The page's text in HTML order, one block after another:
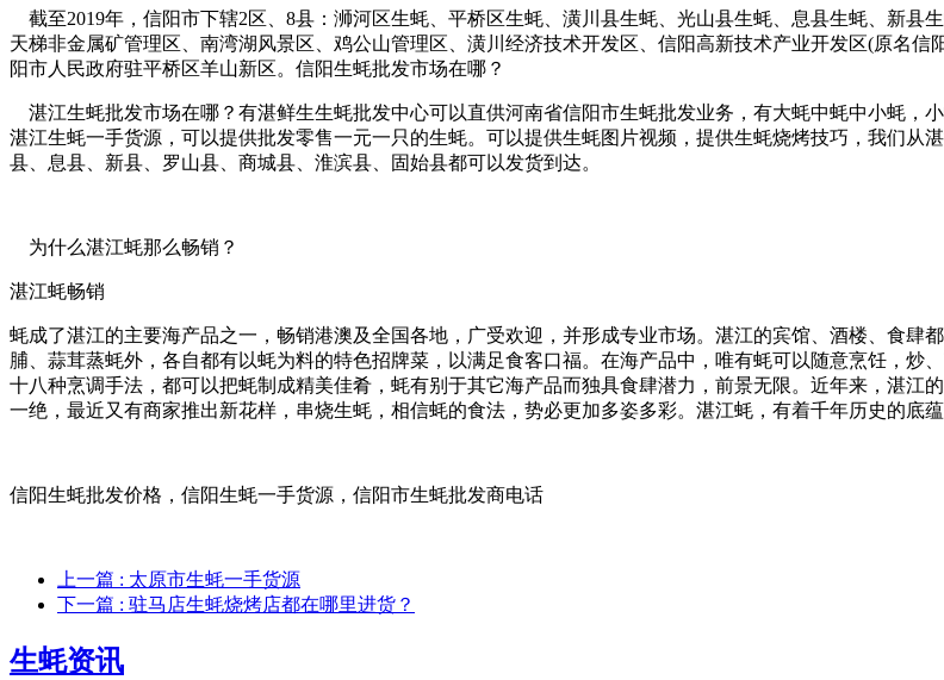
截至2019年，信阳市下辖2区、8县：浉河区生蚝、平桥区生蚝、潢川县生蚝、光山县生蚝、息县生蚝、新县
天梯非金属矿管理区、南湾湖风景区、鸡公山管理区、潢川经济技术开发区、信阳高新技术产业开发区(原名
阳市人民政府驻平桥区羊山新区。信阳生蚝批发市场在哪？
湛江生蚝批发市场在哪？有湛鲜生生蚝批发中心可以直供河南省信阳市生蚝批发业务，有大蚝中蚝中小蚝，
湛江生蚝一手货源，可以提供批发零售一元一只的生蚝。可以提供生蚝图片视频，提供生蚝烧烤技巧，我们从
县、息县、新县、罗山县、商城县、淮滨县、固始县都可以发货到达。
为什么湛江蚝那么畅销？
湛江蚝畅销
蚝成了湛江的主要海产品之一，畅销港澳及全国各地，广受欢迎，并形成专业市场。湛江的宾馆、酒楼、食
脯、蒜茸蒸蚝外，各自都有以蚝为料的特色招牌菜，以满足食客口福。在海产品中，唯有蚝可以随意烹饪，
十八种烹调手法，都可以把蚝制成精美佳肴，蚝有别于其它海产品而独具食肆潜力，前景无限。近年来，湛江
一绝，最近又有商家推出新花样，串烧生蚝，相信蚝的食法，势必更加多姿多彩。湛江蚝，有着千年历史的底
信阳生蚝批发价格，信阳生蚝一手货源，信阳市生蚝批发商电话
上一篇 : 太原市生蚝一手货源
下一篇 : 驻马店生蚝烧烤店都在哪里进货？
生蚝资讯